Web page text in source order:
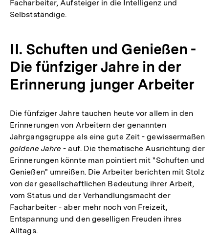
Facharbeiter, Aufsteiger in die Intelligenz und
Selbstständige.
II. Schuften und Genießen -
Die fünfziger Jahre in der
Erinnerung junger Arbeiter
Die fünfziger Jahre tauchen heute vor allem in den
Erinnerungen von Arbeitern der genannten
Jahrgangsgruppe als eine gute Zeit - gewissermaßen
goldene Jahre - auf. Die thematische Ausrichtung der
Erinnerungen könnte man pointiert mit "Schuften und
Genießen" umreißen. Die Arbeiter berichten mit Stolz
von der gesellschaftlichen Bedeutung ihrer Arbeit,
vom Status und der Verhandlungsmacht der
Facharbeiter - aber mehr noch von Freizeit,
Entspannung und den geselligen Freuden ihres
Alltags.